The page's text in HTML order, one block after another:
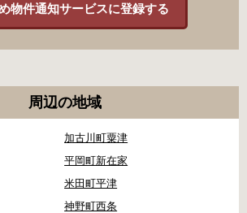
物件通知サービスに登録する
周辺の地域
加古川町粟津
平岡町新在家
米田町平津
神野町西条